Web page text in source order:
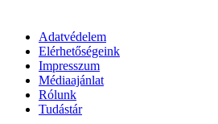
Adatvédelem
Elérhetőségeink
Impresszum
Médiaajánlat
Rólunk
Tudástár